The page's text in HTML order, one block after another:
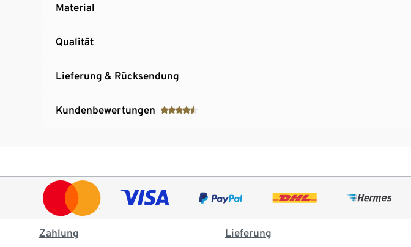
Material
Qualität
Lieferung & Rücksendung
Kundenbewertungen
Zahlung Lieferung